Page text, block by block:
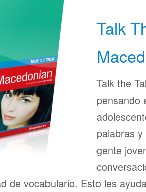
Talk
Talk the
pensando
palabras
gente
de vocabulario. Esto les